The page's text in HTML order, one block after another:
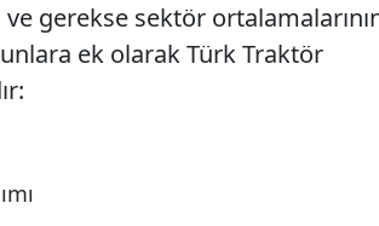
gerekse sektör
ek olarak Türk Traktör